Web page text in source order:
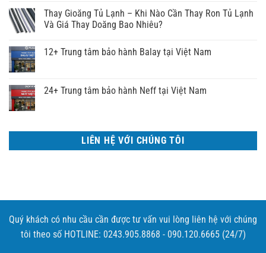
Thay Gioăng Tủ Lạnh – Khi Nào Cần Thay Ron Tủ Lạnh
Và Giá Thay Doăng Bao Nhiêu?
12+ Trung tâm bảo hành Balay tại Việt Nam
24+ Trung tâm bảo hành Neff tại Việt Nam
LIÊN HỆ VỚI CHÚNG TÔI
Quý khách có nhu cầu cần được tư vấn vui lòng liên hệ với chúng
tôi theo số HOTLINE: 0243.905.8868 - 090.120.6665 (24/7)